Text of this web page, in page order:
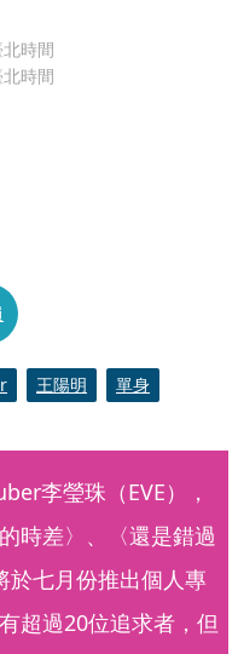
時間
時間
王陽明 單身
李瑩珠（EVE），
時差〉、〈還是錯過
於七月份推出個人專
超過20位追求者，但